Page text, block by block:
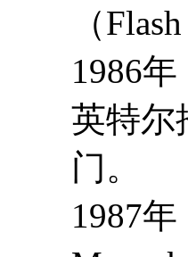
（
1986年
英特尔
门。
1987年